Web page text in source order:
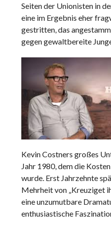
Seiten der Unionisten in
eine im Ergebnis eher
gestritten, das
gegen gewaltbereite
Kevin Costners großes
Jahr 1980, dem die
wurde. Erst Jahrzehnte
Mehrheit von „Kreuziget
eine unzumutbare
enthusiastische